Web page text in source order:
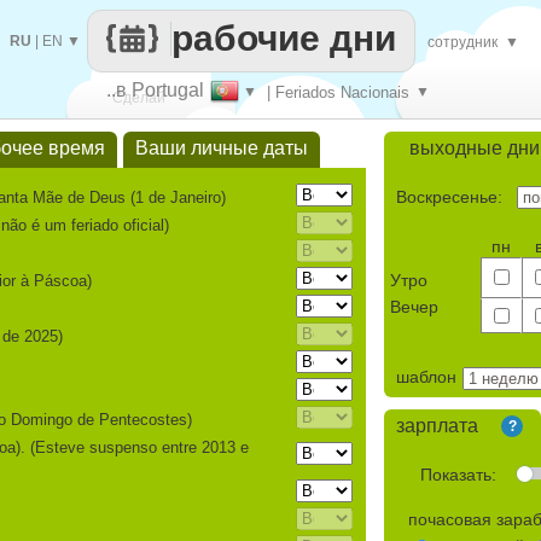
Сделай
каждый
..в Portugal ▼ | Feriados Nacionais ▼
рабочие дни
RU EN ▼ сотрудник ▼
выходные дни
Воскресенье:
Утро
Вечер
пн
шаблон
зарплата ?
Показать:
почасовая
время Ваши личные даты
Mãe de Deus (1 de Janeiro)
é um feriado oficial)
à Páscoa)
2025)
Domingo de Pentecostes)
(Esteve suspenso entre 2013 e